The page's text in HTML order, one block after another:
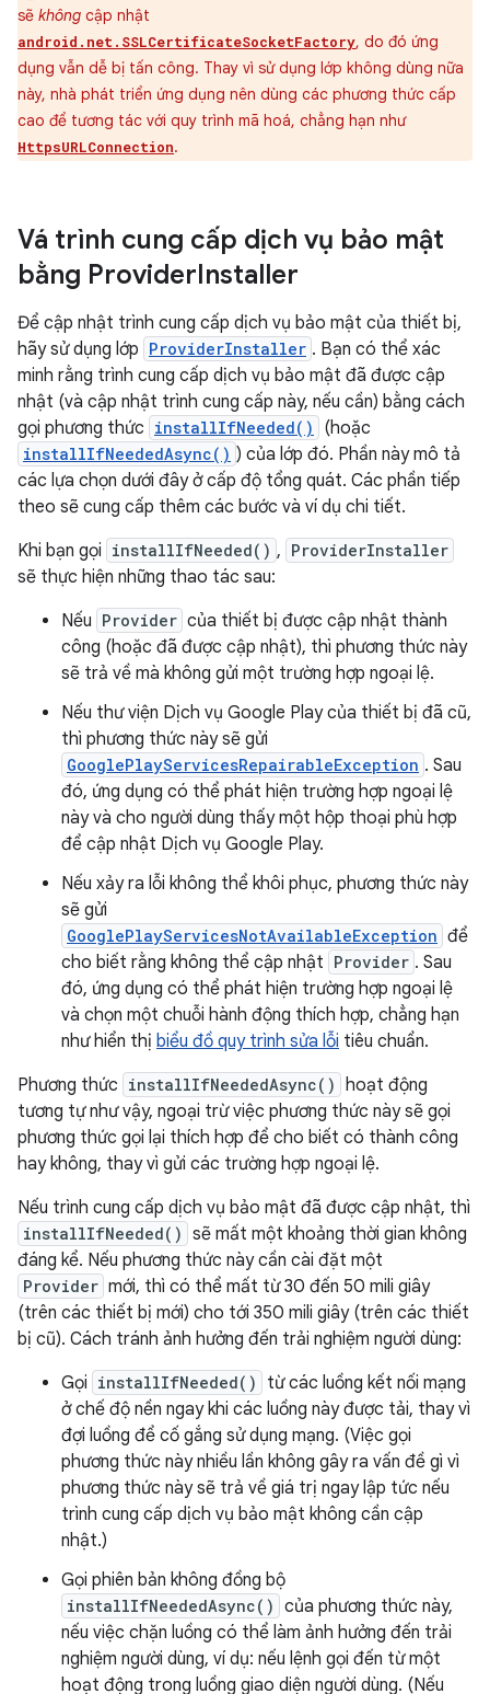
sẽ không cập nhật
android.net.SSLCertificateSocketFactory, do đó ứng
dụng vẫn dễ bị tấn công. Thay vì sử dụng lớp không dùng nữa
này, nhà phát triển ứng dụng nên dùng các phương thức cấp
cao để tương tác với quy trình mã hoá, chẳng hạn như
HttpsURLConnection.
Vá trình cung cấp dịch vụ bảo mật
bằng ProviderInstaller
Để cập nhật trình cung cấp dịch vụ bảo mật của thiết bị,
hãy sử dụng lớp ProviderInstaller . Bạn có thể xác
minh rằng trình cung cấp dịch vụ bảo mật đã được cập
nhật (và cập nhật trình cung cấp này, nếu cần) bằng cách
gọi phương thức installIfNeeded() (hoặc
installIfNeededAsync() ) của lớp đó. Phần này mô tả
các lựa chọn dưới đây ở cấp độ tổng quát. Các phần tiếp
theo sẽ cung cấp thêm các bước và ví dụ chi tiết.
Khi bạn gọi installIfNeeded() , ProviderInstaller
sẽ thực hiện những thao tác sau:
Nếu Provider của thiết bị được cập nhật thành
công (hoặc đã được cập nhật), thì phương thức này
sẽ trả về mà không gửi một trường hợp ngoại lệ.
Nếu thư viện Dịch vụ Google Play của thiết bị đã cũ,
thì phương thức này sẽ gửi
GooglePlayServicesRepairableException . Sau
đó, ứng dụng có thể phát hiện trường hợp ngoại lệ
này và cho người dùng thấy một hộp thoại phù hợp
để cập nhật Dịch vụ Google Play.
Nếu xảy ra lỗi không thể khôi phục, phương thức này
sẽ gửi
GooglePlayServicesNotAvailableException để
cho biết rằng không thể cập nhật Provider . Sau
đó, ứng dụng có thể phát hiện trường hợp ngoại lệ
và chọn một chuỗi hành động thích hợp, chẳng hạn
như hiển thị biểu đồ quy trình sửa lỗi tiêu chuẩn.
Phương thức installIfNeededAsync() hoạt động
tương tự như vậy, ngoại trừ việc phương thức này sẽ gọi
phương thức gọi lại thích hợp để cho biết có thành công
hay không, thay vì gửi các trường hợp ngoại lệ.
Nếu trình cung cấp dịch vụ bảo mật đã được cập nhật, thì
installIfNeeded() sẽ mất một khoảng thời gian không
đáng kể. Nếu phương thức này cần cài đặt một
Provider mới, thì có thể mất từ 30 đến 50 mili giây
(trên các thiết bị mới) cho tới 350 mili giây (trên các thiết
bị cũ). Cách tránh ảnh hưởng đến trải nghiệm người dùng:
Gọi installIfNeeded()
từ các luồng kết nối mạng
ở chế độ nền ngay khi các luồng này được tải, thay vì
đợi luồng để cố gắng sử dụng mạng. (Việc gọi
phương thức này nhiều lần không gây ra vấn đề gì vì
phương thức này sẽ trả về giá trị ngay lập tức nếu
trình cung cấp dịch vụ bảo mật không cần cập
nhật.)
Gọi phiên bản không đồng bộ
installIfNeededAsync() của phương thức này,
nếu việc chặn luồng có thể làm ảnh hưởng đến trải
nghiệm người dùng, ví dụ: nếu lệnh gọi đến từ một
hoạt động trong luồng giao diện người dùng. (Nếu